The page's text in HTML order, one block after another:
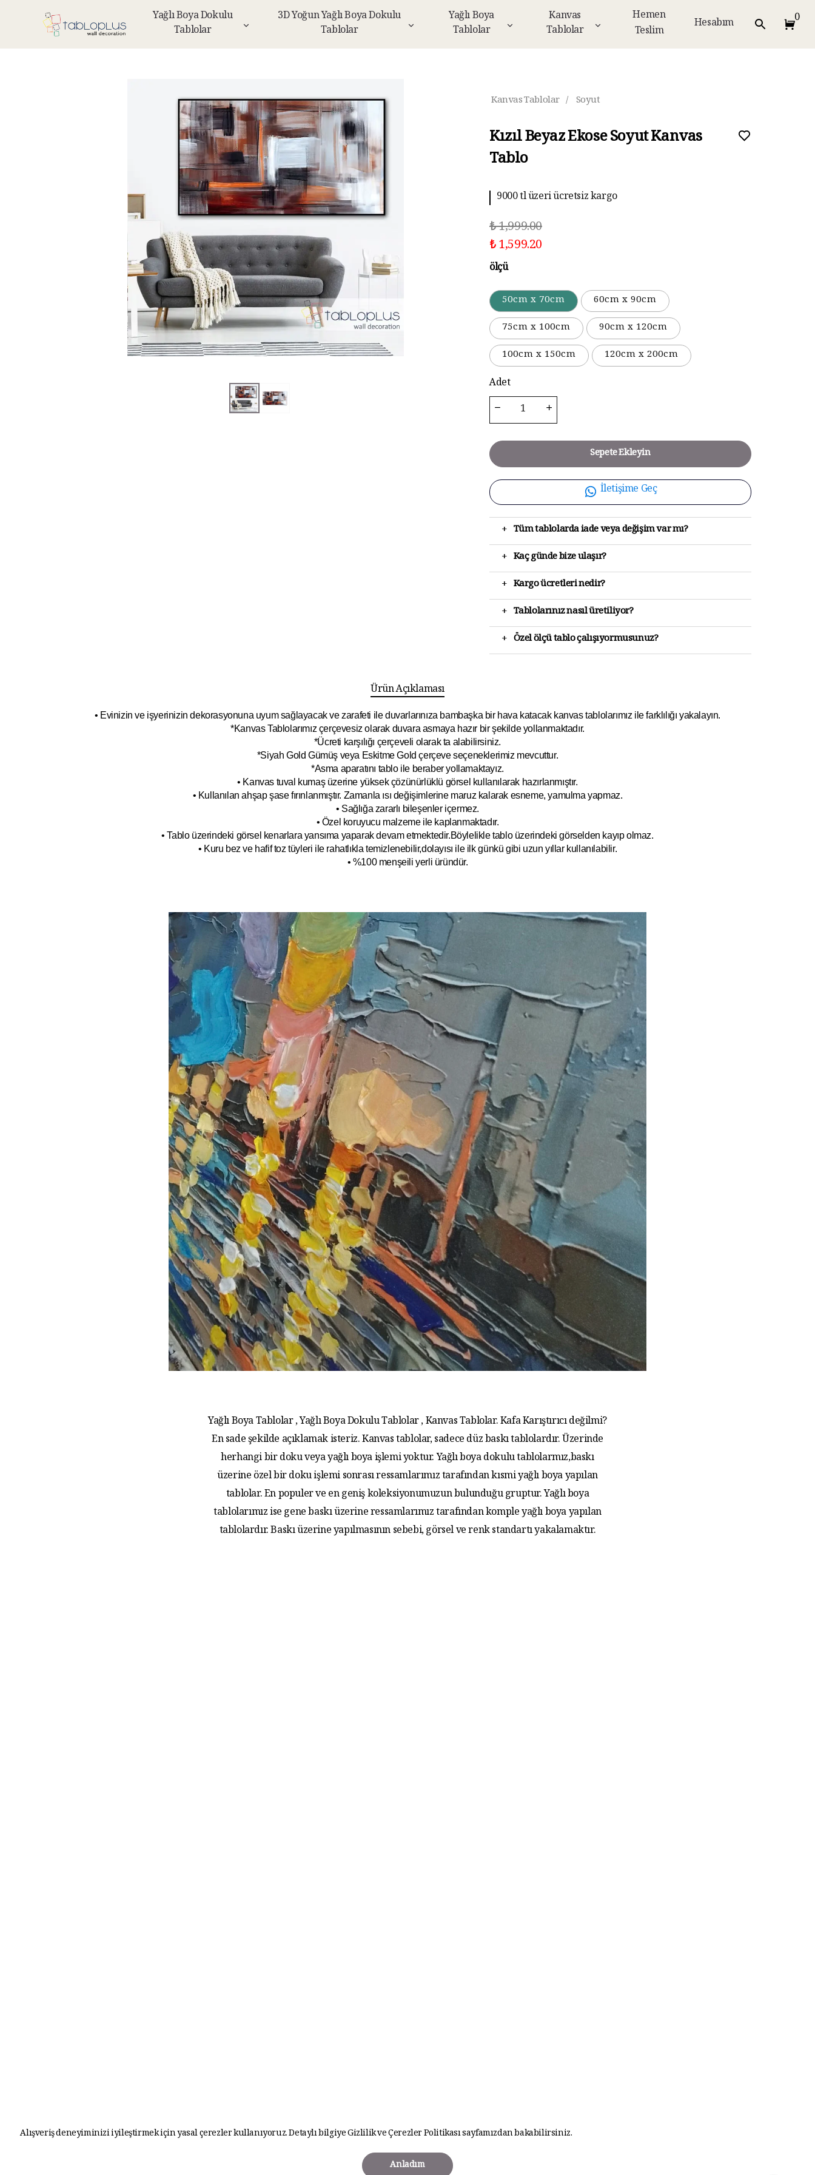
Yağlı Boya Dokulu
Tablolar
3D Yoğun Yağlı Boya Dokulu
Tablolar
Yağlı Boya
Tablolar
Kanvas
Tablolar
Hemen
Teslim
Hesabım 0
Alışveriş deneyiminizi iyileştirmek için yasal çerezler kullanıyoruz. Detaylı bilgiyeGizlilik ve Çerezler Politikasısayfamızdan bakabilirsiniz.
Anladım
Kanvas Tablolar / Soyut
Kızıl Beyaz Ekose Soyut Kanvas
Tablo
9000 tl üzeri ücretsiz kargo
₺ 1,999.00
₺ 1,599.20
ölçü
50cm x 70cm
60cm x 90cm
75cm x 100cm
90cm x 120cm
100cm x 150cm
120cm x 200cm
Adet
Sepete Ekleyin
İletişime Geç
+ Tüm tablolarda iade veya değişim var mı?
+ Kaç günde bize ulaşır?
+ Kargo ücretleri nedir?
+ Tablolarınız nasıl üretiliyor?
+ Özel ölçü tablo çalışıyormusunuz?
Ürün Açıklaması
• Evinizin ve işyerinizin dekorasyonuna uyum sağlayacak ve zarafeti ile duvarlarınıza bambaşka bir hava katacak kanvas tablolarımız ile farklılığı yakalayın.
*Kanvas Tablolarımız çerçevesiz olarak duvara asmaya hazır bir şekilde yollanmaktadır.
*Ücreti karşılığı çerçeveli olarak ta alabilirsiniz.
*Siyah Gold Gümüş veya Eskitme Gold çerçeve seçeneklerimiz mevcuttur.
*Asma aparatını tablo ile beraber yollamaktayız.
• Kanvas tuval kumaş üzerine yüksek çözünürlüklü görsel kullanılarak hazırlanmıştır.
• Kullanılan ahşap şase fırınlanmıştır. Zamanla ısı değişimlerine maruz kalarak esneme, yamulma yapmaz.
• Sağlığa zararlı bileşenler içermez.
• Özel koruyucu malzeme ile kaplanmaktadır.
• Tablo üzerindeki görsel kenarlara yansıma yaparak devam etmektedir.Böylelikle tablo üzerindeki görselden kayıp olmaz.
• Kuru bez ve hafif toz tüyleri ile rahatlıkla temizlenebilir,dolayısı ile ilkgünkü gibi uzun yıllar kullanılabilir.
• %100 menşeili yerli üründür.
Yağlı Boya Tablolar , Yağlı Boya Dokulu Tablolar , Kanvas Tablolar. Kafa Karıştırıcı değilmi?
En sade şekilde açıklamak isteriz. Kanvas tablolar, sadece düz baskı tablolardır. Üzerinde
herhangi bir doku veya yağlı boya işlemi yoktur. Yağlı boya dokulu tablolarmız,baskı
üzerine özel bir doku işlemi sonrası ressamlarımız tarafından kısmi yağlı boya yapılan
tablolar. En populer ve en geniş koleksiyonumuzun bulunduğu gruptur. Yağlı boya
tablolarımız ise gene baskı üzerine ressamlarımız tarafından komple yağlı boya yapılan
tablolardır. Baskı üzerine yapılmasının sebebi, görsel ve renk standartı yakalamaktır.